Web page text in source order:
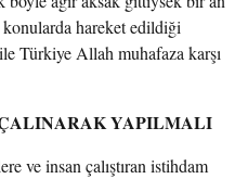
konularda hareket edildiği
Türkiye Allah muhafaza karşı
YAPILMALI
ve insan çalıştıran istihdam